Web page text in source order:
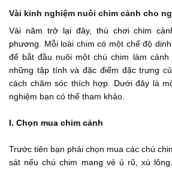
Vài kinh nghiệm nuôi chim cảnh cho
Vài năm trở lại đây, thú chơi chim
phương. Mỗi loài chim có một chế độ
để bắt đầu nuôi một chú chim làm
những tập tính và đặc điểm đặc trưng
cách chăm sóc thích hợp. Dưới đây là
nghiệm bạn có thể tham khảo.
I. Chọn mua chim cảnh
Trước tiên bạn phải chọn mua các chú
sát nếu chú chim mang vẻ ủ rũ, xù